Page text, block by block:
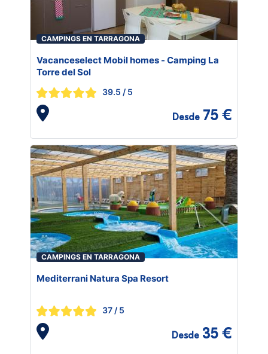
CAMPINGS EN TARRAGONA
Vacanceselect Mobil homes - Camping La
Torre del Sol
39.5 / 5
Desde 75 €
CAMPINGS EN TARRAGONA
Mediterrani Natura Spa Resort
37 / 5
Desde 35 €